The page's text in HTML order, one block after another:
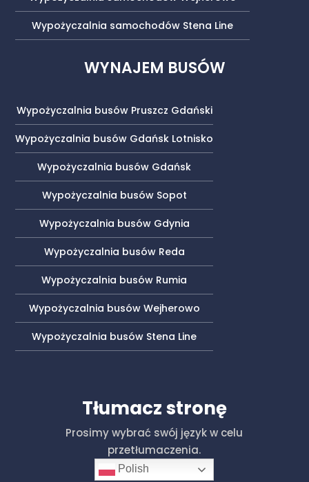
Wypożyczalnia samochodów Stena Line
WYNAJEM BUSÓW
Wypożyczalnia busów Pruszcz Gdański
Wypożyczalnia busów Gdańsk Lotnisko
Wypożyczalnia busów Gdańsk
Wypożyczalnia busów Sopot
Wypożyczalnia busów Gdynia
Wypożyczalnia busów Reda
Wypożyczalnia busów Rumia
Wypożyczalnia busów Wejherowo
Wypożyczalnia busów Stena Line
Tłumacz stronę
Prosimy wybrać swój język w celu
przetłumaczenia.
Polish